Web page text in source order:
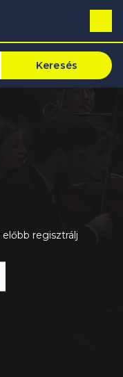
Keresés
regisztrálj